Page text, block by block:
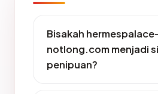
Bisakah
notlong.com menjadi
penipuan?